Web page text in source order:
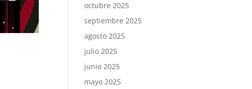
octubre 2025
septiembre 2025
agosto 2025
julio 2025
junio 2025
mayo 2025